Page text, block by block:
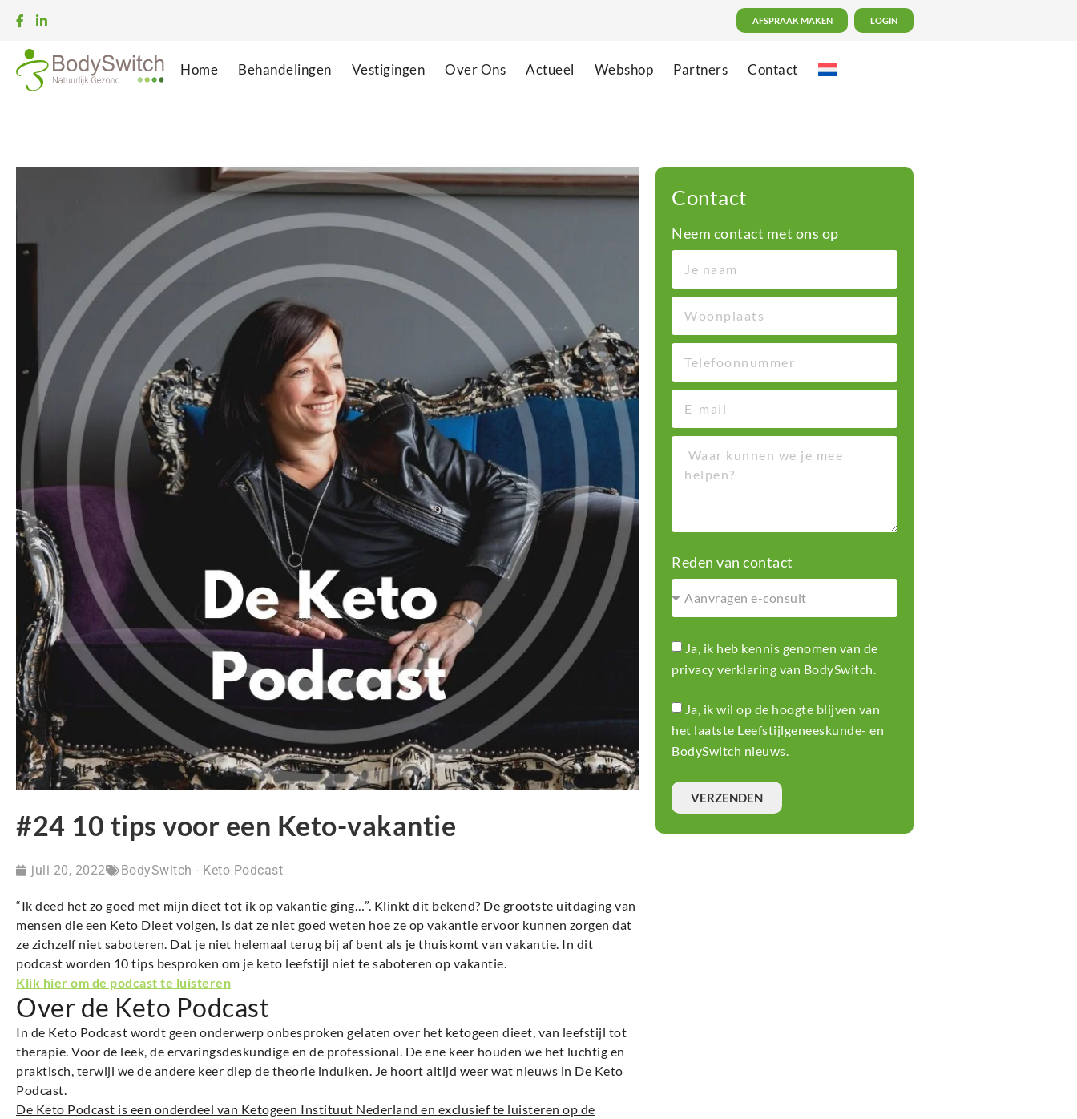
AFSPRAAK MAKEN LOGIN
Home Behandelingen Vestigingen Over Ons Actueel Webshop Partners Contact
#24 10 tips voor een Keto-vakantie
juli 20, 2022 BodySwitch - Keto Podcast
“Ik deed het zo goed met mijn dieet tot ik op vakantie ging…”. Klinkt dit bekend? De grootste uitdaging van
mensen die een Keto Dieet volgen, is dat ze niet goed weten hoe ze op vakantie ervoor kunnen zorgen dat
ze zichzelf niet saboteren. Dat je niet helemaal terug bij af bent als je thuiskomt van vakantie. In dit
podcast worden 10 tips besproken om je keto leefstijl niet te saboteren op vakantie.
Klik hier om de podcast te luisteren
Over de Keto Podcast
In de Keto Podcast wordt geen onderwerp onbesproken gelaten over het ketogeen dieet, van leefstijl tot
therapie. Voor de leek, de ervaringsdeskundige en de professional. De ene keer houden we het luchtig en
praktisch, terwijl we de andere keer diep de theorie induiken. Je hoort altijd weer wat nieuws in De Keto
Podcast.
De Keto Podcast is een onderdeel van Ketogeen Instituut Nederland en exclusief te luisteren op de
Contact
Neem contact met ons op
Reden van contact
Ja, ik heb kennis genomen van de
privacy verklaring van BodySwitch.
Ja, ik wil op de hoogte blijven van
het laatste Leefstijlgeneeskunde- en
BodySwitch nieuws.
VERZENDEN